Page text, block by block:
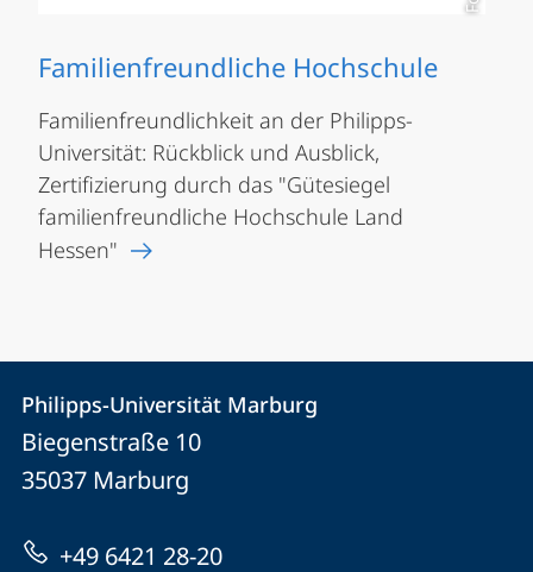
Familienfreundliche Hochschule
Familienfreundlichkeit an der Philipps-
Universität: Rückblick und Ausblick,
Zertifizierung durch das "Gütesiegel
familienfreundliche Hochschule Land
Hessen"
Kontakt
und
Informationen
zur
Kontaktinformationen
Philipps-
Universität
Marburg
Philipps-Universität Marburg
Biegenstraße 10
35037 Marburg
+49 6421 28-20